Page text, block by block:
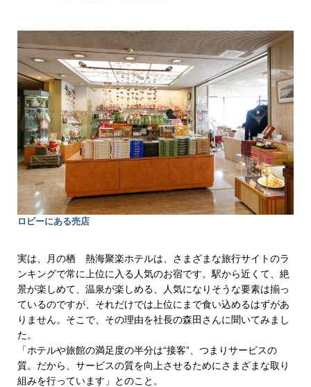
ロビーにある売店
実は、月の栖 熱海聚楽ホテルは、さまざまな旅行サイトのラ
ンキングで常に上位に入る人気のお宿です。駅から近くて、絶
景が楽しめて、温泉が楽しめる、人気になりそうな要素は揃っ
ているのですが、それだけでは上位にまで食い込めるはずがあ
りません。そこで、その理由を社長の森田さんに聞いてみまし
た。
「ホテルや旅館の満足度の半分は“接客”、つまりサービスの
質。だから、サービスの質を向上させるためにさまざまな取り
組みを行っています」とのこと。